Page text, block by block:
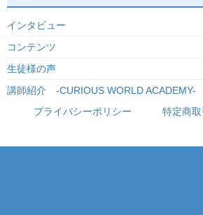
インタビュー
コンテンツ
生徒様の声
講師紹介 -CURIOUS WORLD ACADEMY-
プライバシーポリシー
特定商